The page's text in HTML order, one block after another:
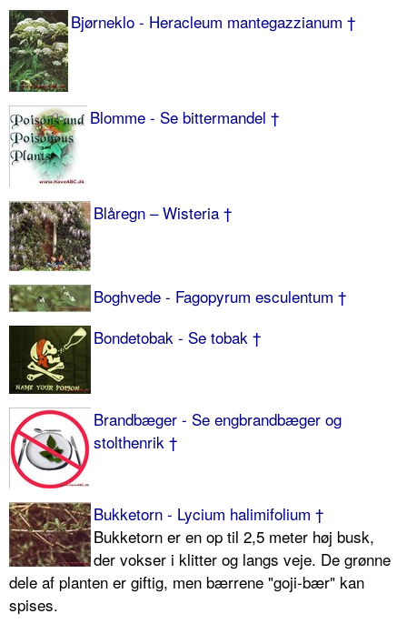
Bjørneklo - Heracleum mantegazzianum †
Blomme - Se bittermandel †
Blåregn – Wisteria †
Boghvede - Fagopyrum esculentum †
Bondetobak - Se tobak †
Brandbæger - Se engbrandbæger og
stolthenrik †
Bukketorn - Lycium halimifolium †
Bukketorn er en op til 2,5 meter høj busk,
der vokser i klitter og langs veje. De grønne
dele af planten er giftig, men bærrene "goji-bær" kan
spises.